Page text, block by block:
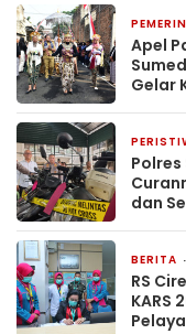
Apel
Gelar
dan
BERITA
RS
KARS